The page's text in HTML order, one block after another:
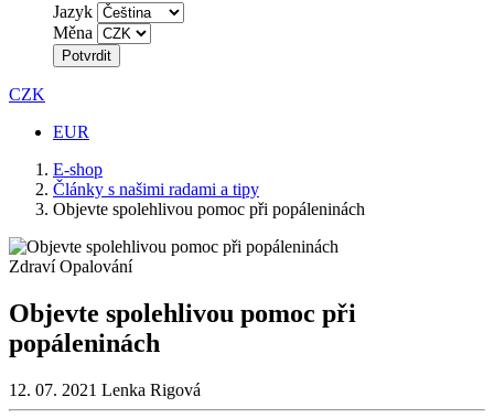
Jazyk
Měna
Potvrdit
CZK
EUR
E-shop
Články s našimi radami a tipy
Objevte spolehlivou pomoc při popáleninách
ZdravíOpalování
Objevte spolehlivou pomoc při
popáleninách
12. 07. 2021 Lenka Rigová